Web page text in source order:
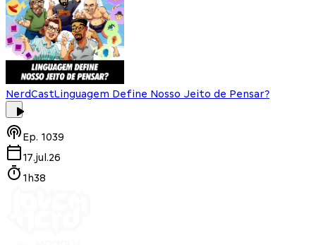
NerdCastLinguagem Define Nosso Jeito de Pensar?
Ep. 1039
17.jul.26
1h38